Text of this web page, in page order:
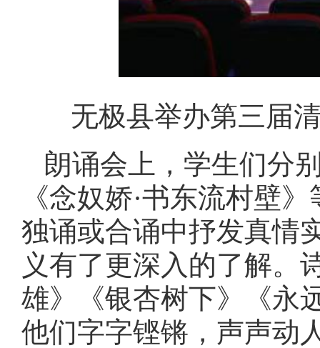
无极县举办第三届
朗诵会上，学生们分
《念奴娇·书东流村壁
独诵或合诵中抒发真情
义有了更深入的了解。
雄》《银杏树下》《永
他们字字铿锵，声声动